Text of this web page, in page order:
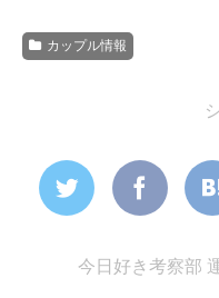
カップル情報
今日好き考察部